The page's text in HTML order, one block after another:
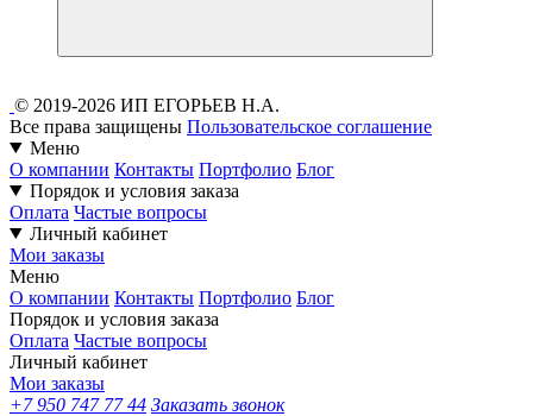
© 2019-2026 ИП ЕГОРЬЕВ Н.А.
Все права защищены Пользовательское соглашение
Меню
О компании Контакты Портфолио Блог
Порядок и условия заказа
Оплата Частые вопросы
Личный кабинет
Мои заказы
Меню
О компании Контакты Портфолио Блог
Порядок и условия заказа
Оплата Частые вопросы
Личный кабинет
Мои заказы
+7 950 747 77 44 Заказать звонок